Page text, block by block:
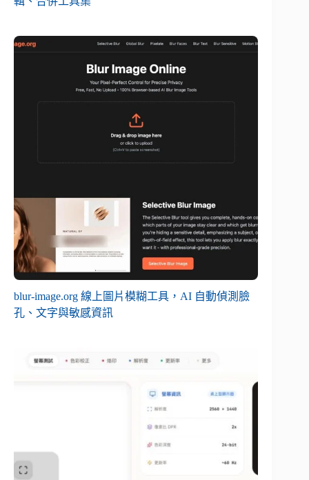
blur-image.org 線上圖片模糊工具，AI 自動偵測臉
孔、文字與敏感資訊